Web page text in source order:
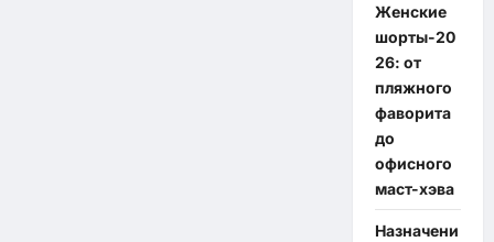
Женские
шорты-20
26: от
пляжного
фаворита
до
офисного
маст-хэва
Назначени